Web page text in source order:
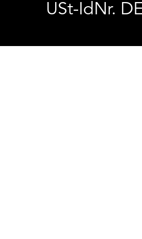
USt-IdNr.